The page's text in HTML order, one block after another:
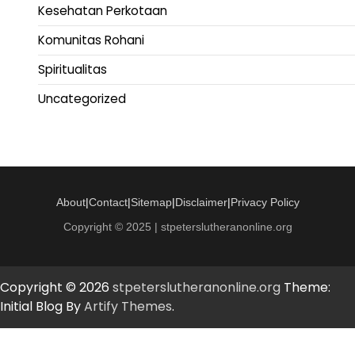
Kesehatan Perkotaan
Komunitas Rohani
Spiritualitas
Uncategorized
About|Contact|Sitemap|Disclaimer|Privacy Policy
Copyright © 2025 | stpeterslutheranonline.org
Copyright © 2026 stpeterslutheranonline.org Theme:
Initial Blog ByArtify Themes.